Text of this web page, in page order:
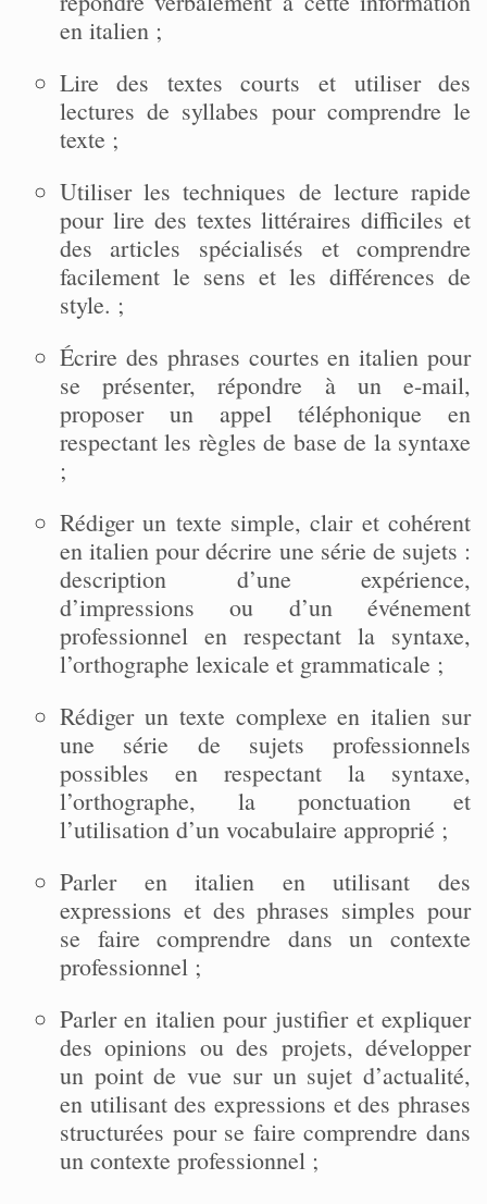
en italien ;
Lire des textes courts et utiliser des
lectures de syllabes pour comprendre le
texte ;
Utiliser les techniques de lecture rapide
pour lire des textes littéraires difficiles et
des articles spécialisés et comprendre
facilement le sens et les différences de
style. ;
Écrire des phrases courtes en italien pour
se présenter, répondre à un e-mail,
proposer un appel téléphonique en
respectant les règles de base de la syntaxe
;
Rédiger un texte simple, clair et cohérent
en italien pour décrire une série de sujets :
description d’une expérience,
d’impressions ou d’un événement
professionnel en respectant la syntaxe,
l’orthographe lexicale et grammaticale ;
Rédiger un texte complexe en italien sur
une série de sujets professionnels
possibles en respectant la syntaxe,
l’orthographe, la ponctuation et
l’utilisation d’un vocabulaire approprié ;
Parler en italien en utilisant des
expressions et des phrases simples pour
se faire comprendre dans un contexte
professionnel ;
Parler en italien pour justifier et expliquer
des opinions ou des projets, développer
un point de vue sur un sujet d’actualité,
en utilisant des expressions et des phrases
structurées pour se faire comprendre dans
un contexte professionnel ;